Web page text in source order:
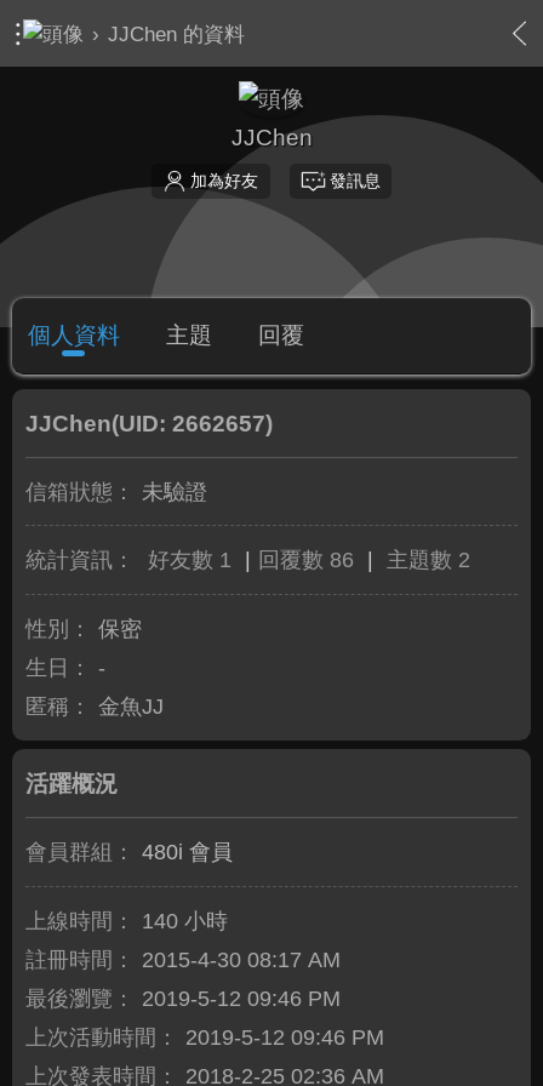
› JJChen 的資料
JJChen
加為好友 發訊息
個人資料 主題 回覆
JJChen(UID: 2662657)
信箱狀態： 未驗證
統計資訊： 好友數 1 回覆數 86 主題數 2
性別：
保密
生日：
-
匿稱：
金魚JJ
活躍概況
會員群組： 480i 會員
上線時間：
140 小時
註冊時間：
2015-4-30 08:17 AM
最後瀏覽：
2019-5-12 09:46 PM
上次活動時間：
2019-5-12 09:46 PM
上次發表時間：
2018-2-25 02:36 AM